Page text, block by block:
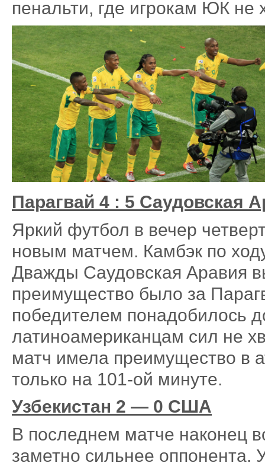
пенальти, где игрокам ЮК не
Парагвай 4 : 5 Саудовская
Яркий футбол в вечер
новым матчем. Камбэк по
Дважды Саудовская Аравия
преимущество было за
победителем понадобилось
латиноамериканцам сил не
матч имела преимущество в
только на 101-ой минуте.
Узбекистан 2 — 0 США
В последнем матче наконец
заметно сильнее оппонента.